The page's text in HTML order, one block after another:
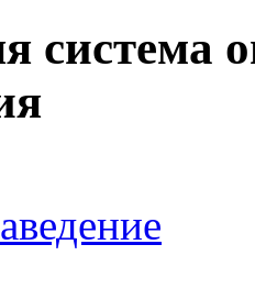
система